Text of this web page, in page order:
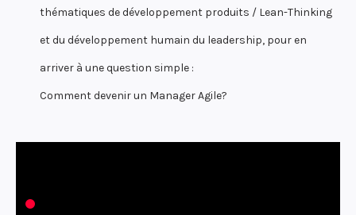
thématiques de développement produits / Lean-Thinking
et du développement humain du leadership, pour en
arriver à une question simple :
Comment devenir un Manager Agile?